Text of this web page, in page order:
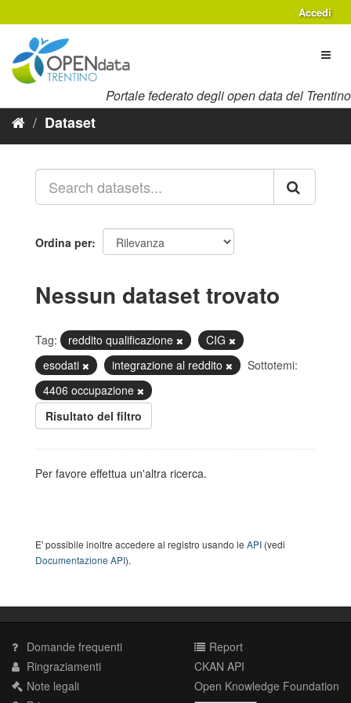
al
contenuto
Accedi
Portale federato degli open data del Trentino
Dataset
Ordina per
Nessun dataset trovato
Tag: reddito qualificazione
CIG
esodati
integrazione al reddito
Sottotemi:
4406 occupazione
Risultato del filtro
Per favore effettua un'altra ricerca.
E' possibile inoltre accedere al registro usando le API (vedi
Documentazione API).
Domande frequenti
Ringraziamenti
Note legali
Report
CKAN API
Open Knowledge Foundation